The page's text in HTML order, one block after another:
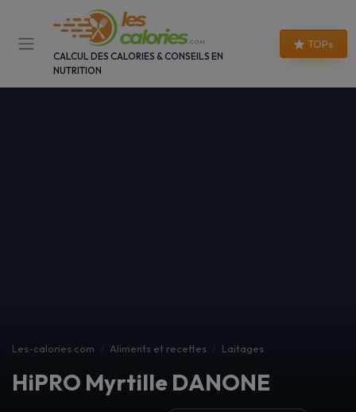
CALCUL DES CALORIES & CONSEILS EN
NUTRITION
TOPs
Les-calories.com Aliments et recettes Laitages
HiPRO Myrtille DANONE
Panneau de gestion des cookies